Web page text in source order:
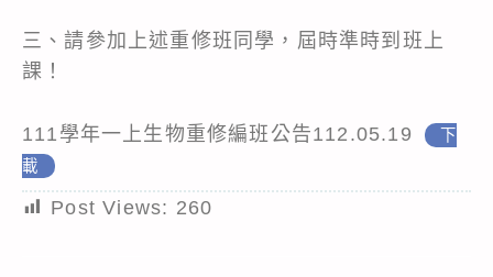
三、請參加上述重修班同學，屆時準時到班上
課！
111學年一上生物重修編班公告112.05.19
下
載
Post Views: 260